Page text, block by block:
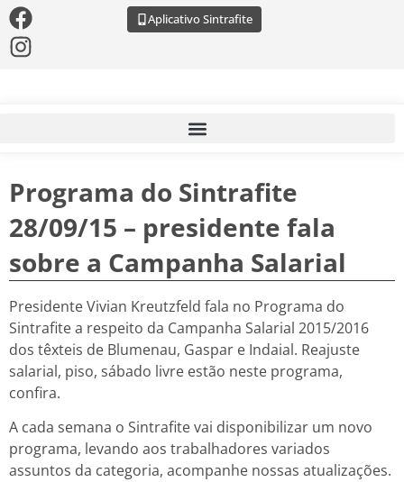
Aplicativo Sintrafite
Programa do Sintrafite
28/09/15 – presidente fala
sobre a Campanha Salarial
Presidente Vivian Kreutzfeld fala no Programa do
Sintrafite a respeito da Campanha Salarial 2015/2016
dos têxteis de Blumenau, Gaspar e Indaial. Reajuste
salarial, piso, sábado livre estão neste programa,
confira.
A cada semana o Sintrafite vai disponibilizar um novo
programa, levando aos trabalhadores variados
assuntos da categoria, acompanhe nossas atualizações.